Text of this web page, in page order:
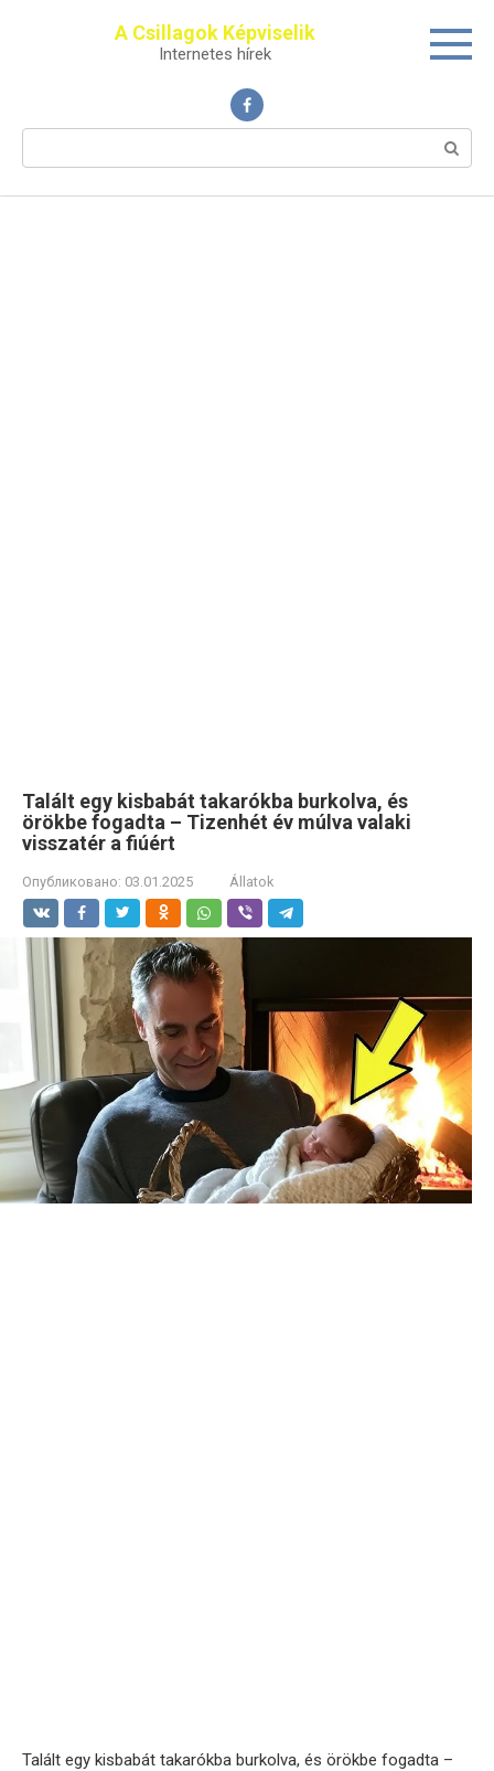
A Csillagok Képviselik
Internetes hírek
Поиск:
Talált egy kisbabát takarókba burkolva, és
örökbe fogadta – Tizenhét év múlva valaki
visszatér a fiúért
Опубликовано: 03.01.2025 Állatok
Talált egy kisbabát takarókba burkolva, és örökbe fogadta –